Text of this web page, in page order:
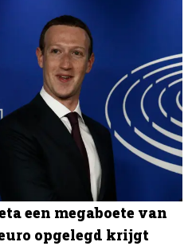
een megaboete van
opgelegd krijgt